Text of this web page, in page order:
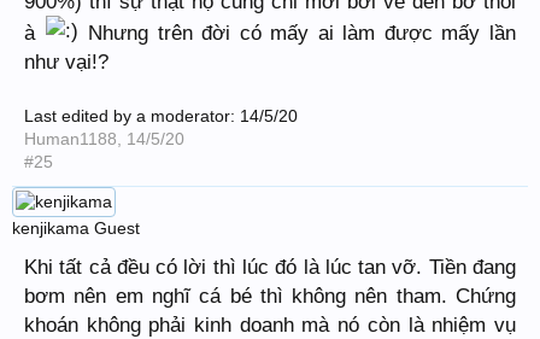
à
Nhưng trên đời có mấy ai làm được mấy lần
như vại!?
Last edited by a moderator: 14/5/20
Human1188, 14/5/20
#25
kenjikama Guest
Khi tất cả đều có lời thì lúc đó là lúc tan vỡ. Tiền đang
bơm nên em nghĩ cá bé thì không nên tham. Chứng
khoán không phải kinh doanh mà nó còn là nhiệm vụ